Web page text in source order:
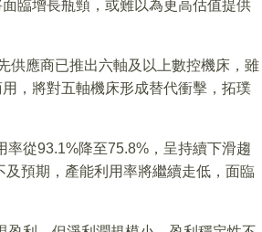
臨增長瓶頸，或難以為更高估值提供
供應商已推出六軸及以上數控機床，雖
，將對五軸機床形成替代衝擊，拓璞
從93.1%降至75.8%，呈持續下滑趨
預期，產能利用率將繼續走低，面臨